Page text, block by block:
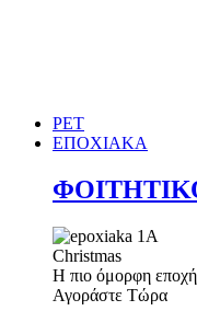
PET
ΕΠΟΧΙΑΚΑ
Christmas
Η πιο όμορφη
Αγοράστε Τώρα